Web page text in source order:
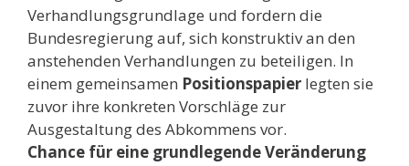
Verhandlungsgrundlage und fordern die
Bundesregierung auf, sich konstruktiv an den
anstehenden Verhandlungen zu beteiligen. In
einem gemeinsamen Positionspapier legten sie
zuvor ihre konkreten Vorschläge zur
Ausgestaltung des Abkommens vor.
Chance für eine grundlegende Veränderung